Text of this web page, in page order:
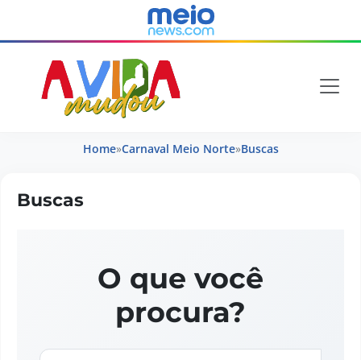
Home»Carnaval Meio Norte»Buscas
Buscas
O que você
procura?